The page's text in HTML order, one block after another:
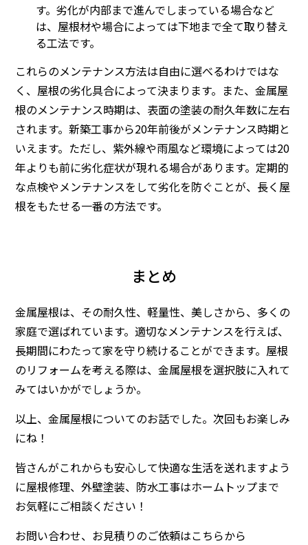
す。劣化が内部まで進んでしまっている場合など
は、屋根材や場合によっては下地まで全て取り替え
る工法です。
これらのメンテナンス方法は自由に選べるわけではな
く、屋根の劣化具合によって決まります。また、金属屋
根のメンテナンス時期は、表面の塗装の耐久年数に左右
されます。新築工事から20年前後がメンテナンス時期と
いえます。ただし、紫外線や雨風など環境によっては20
年よりも前に劣化症状が現れる場合があります。定期的
な点検やメンテナンスをして劣化を防ぐことが、長く屋
根をもたせる一番の方法です。
まとめ
金属屋根は、その耐久性、軽量性、美しさから、多くの
家庭で選ばれています。適切なメンテナンスを行えば、
長期間にわたって家を守り続けることができます。屋根
のリフォームを考える際は、金属屋根を選択肢に入れて
みてはいかがでしょうか。
以上、金属屋根についてのお話でした。次回もお楽しみ
にね！
皆さんがこれからも安心して快適な生活を送れますよう
に屋根修理、外壁塗装、防水工事はホームトップまで
お気軽にご相談ください！
お問い合わせ、お見積りのご依頼はこちらから